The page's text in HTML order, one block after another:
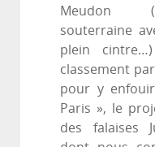
Meudon
souterraine
plein
classement
pour y
Paris », le
des falaises